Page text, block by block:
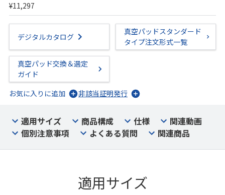
¥11,297
デジタルカタログ
真空パッドスタンダード
タイプ注文形式一覧
真空パッド交換＆選定
ガイド
お気に入りに追加
非該当証明発行
適用サイズ 商品構成 仕様
関連動画
個別注意事項
よくある質問 関連商品
適用サイズ